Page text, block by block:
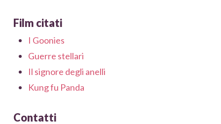
Film citati
I Goonies
Guerre stellari
Il signore degli anelli
Kung fu Panda
Contatti